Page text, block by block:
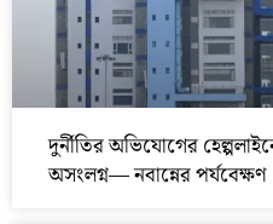
দুর্নীতির অভিযোগের
অসংলগ্ন— নবান্নের পর্যবেক্ষণ